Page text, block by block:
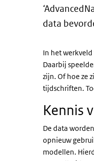
data
In het
Daarbij
zijn. Of hoe ze
tijdschriften.
Kennis
De data
opnieuw
modellen.